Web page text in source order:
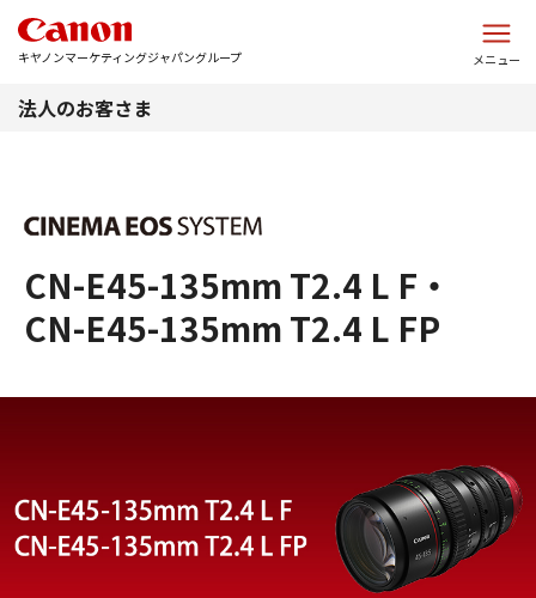
キヤノンマーケティングジャパングループ メニュー
法人のお客さま
CN-E45-135mm T2.4 L F・
CN-E45-135mm T2.4 L FP